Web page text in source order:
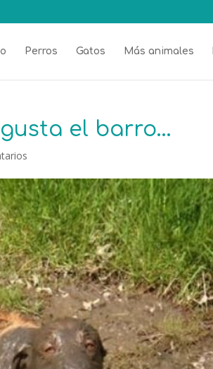
Perros Gatos Más animales
el barro…